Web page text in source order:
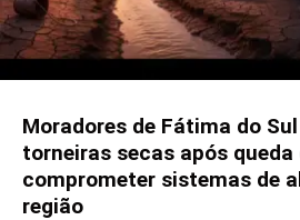
Moradores de Fátima do
torneiras secas após queda
comprometer sistemas de
região